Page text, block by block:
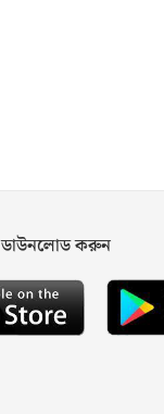
ডাউনলোড করুন